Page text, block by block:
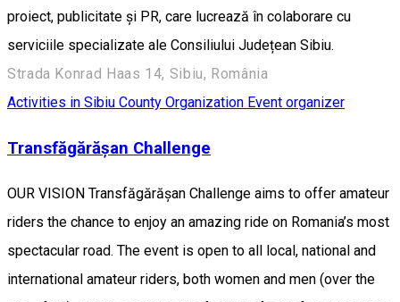
proiect, publicitate și PR, care lucrează în colaborare cu
serviciile specializate ale Consiliului Județean Sibiu.
Strada Konrad Haas 14, Sibiu, România
Activities in Sibiu County Organization Event organizer
Transfăgărășan Challenge
OUR VISION Transfăgărășan Challenge aims to offer amateur
riders the chance to enjoy an amazing ride on Romania’s most
spectacular road. The event is open to all local, national and
international amateur riders, both women and men (over the